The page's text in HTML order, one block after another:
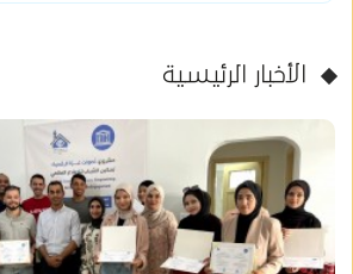
الأخبار الرئيسية